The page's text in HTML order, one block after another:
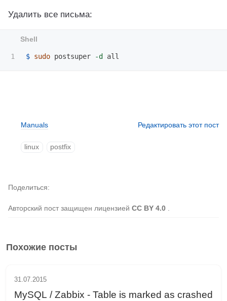
Удалить все письма:
$ sudo postsuper -d
Manuals Редактировать этот пост
linux postfix
Авторский пост защищен лицензией CC BY 4.0 .
Поделиться
Похожие посты
31.07.2015
MySQL / Zabbix - Table is marked as crashed